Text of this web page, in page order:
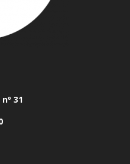
31